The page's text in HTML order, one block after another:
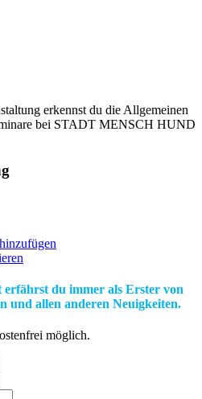
erkennst du die Allgemeinen
bei STADT MENSCH HUND
du immer als Erster von
und allen anderen Neuigkeiten.
möglich.